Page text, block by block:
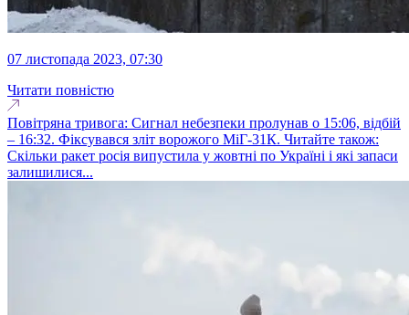
07 листопада 2023, 07:30
Читати повністю
Повітряна тривога: Сигнал небезпеки пролунав о 15:06, відбій
– 16:32. Фіксувався зліт ворожого МіГ-31К. Читайте також:
Скільки ракет росія випустила у жовтні по Україні і які запаси
залишилися...